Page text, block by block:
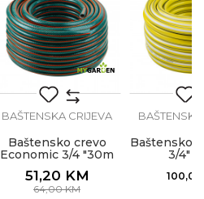
Crijevo za baštu
Anti Twist
Baštovani, Hobby
POŠALJI
BAŠTENSKA CRIJEVA
Baštensko crevo
Economic 3/4 "30m
51,20 KM
64,00KM
Baštensko
3/4"
100,00